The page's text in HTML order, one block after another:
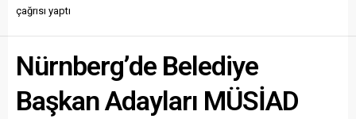
çağrısı yaptı
Nürnberg’de Belediye
Başkan Adayları MÜSİAD